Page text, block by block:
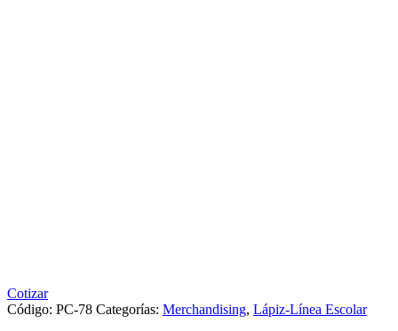
Cotizar
Código: PC-78 Categorías: Merchandising, Lápiz-Línea Escolar